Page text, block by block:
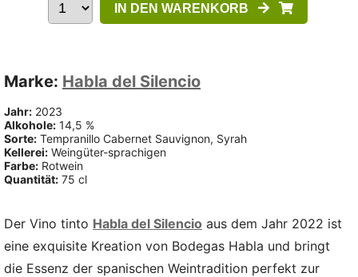
IN DEN WARENKORB
Marke: Habla del Silencio
Jahr: 2023
Alkohole: 14,5 %
Sorte: Tempranillo Cabernet Sauvignon, Syrah
Kellerei: Weingüter-sprachigen
Farbe: Rotwein
Quantität: 75 cl
Der Vino tinto Habla del Silencio aus dem Jahr 2022 ist
eine exquisite Kreation von Bodegas Habla und bringt
die Essenz der spanischen Weintradition perfekt zur